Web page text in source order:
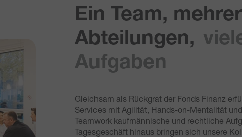
Ein Team,
Abteilungen,
Aufgaben
Gleichsam als Rückgrat der Fonds Finanz
Services mit Agilität, Hands-on-Mentalität
Teamwork kaufmännische und rechtliche
Tagesgeschäft hinaus bringen sich unsere